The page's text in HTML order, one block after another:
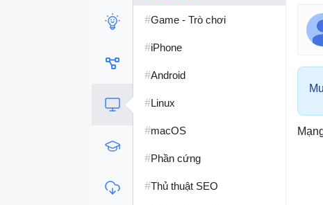
#Game - Trò chơi
#iPhone
#Android
#Linux
#macOS
#Phần cứng
#Thủ thuật SEO